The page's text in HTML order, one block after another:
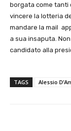
borgata come tanti
vincere la lotteria
mandare la mail
a sua insaputa. Non
candidato alla
TAGS Alessio